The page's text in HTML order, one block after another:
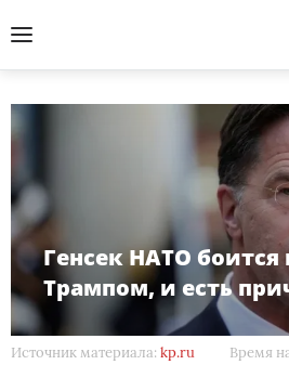
Генсек НАТО боится
Трампом, и есть
Источник материала: kp.ru Время